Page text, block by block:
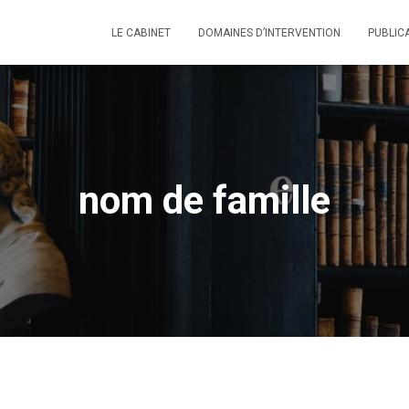
LE CABINET DOMAINES D’INTERVENTION
nom de famille